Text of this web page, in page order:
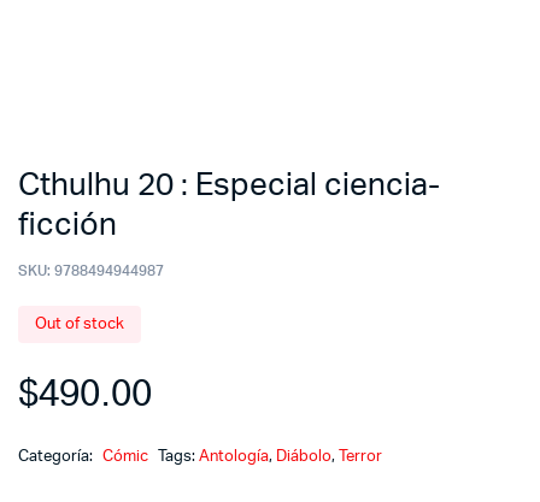
Cthulhu 20 : Especial ciencia-
ficción
SKU: 9788494944987
Out of stock
$490.00
Categoría: Cómic Tags:Antología, Diábolo, Terror